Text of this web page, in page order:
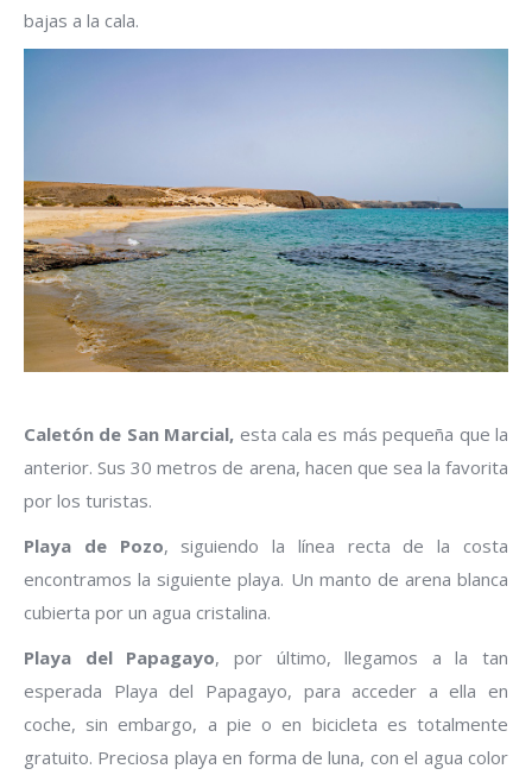
bajas a la cala.
Caletón de San Marcial, esta cala es más pequeña que la
anterior. Sus 30 metros de arena, hacen que sea la favorita
por los turistas.
Playa de Pozo, siguiendo la línea recta de la costa
encontramos la siguiente playa. Un manto de arena blanca
cubierta por un agua cristalina.
Playa del Papagayo, por último, llegamos a la tan
esperada Playa del Papagayo, para acceder a ella en
coche, sin embargo, a pie o en bicicleta es totalmente
gratuito. Preciosa playa en forma de luna, con el agua color